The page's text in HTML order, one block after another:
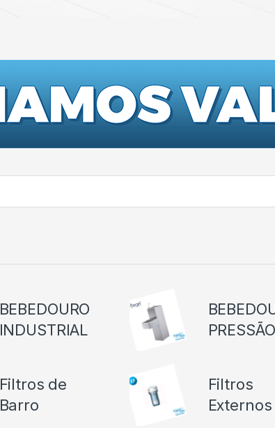
BEBEDOURO
INDUSTRIAL
PRESSÃO
Filtros de
Barro
Filtros
Externos